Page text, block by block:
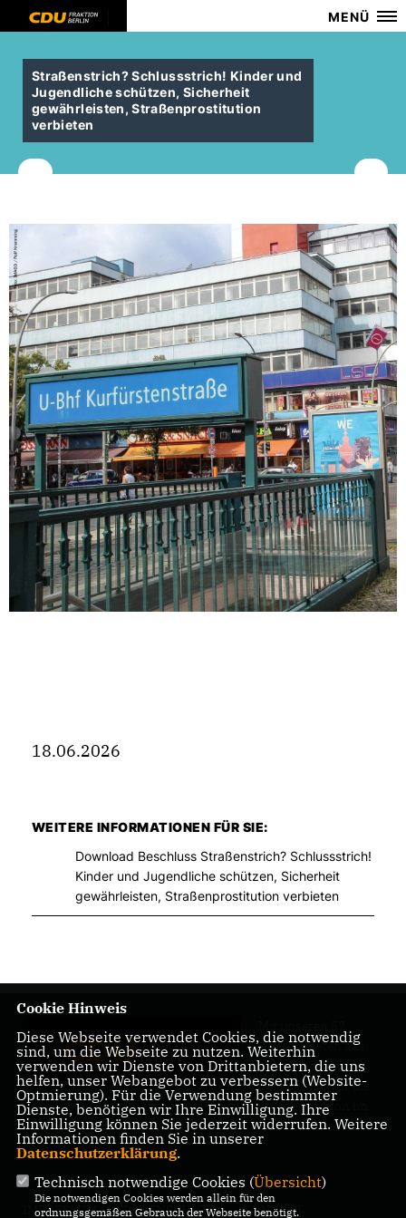
MENÜ
Straßenstrich? Schlussstrich! Kinder und
Jugendliche schützen, Sicherheit
gewährleisten, Straßenprostitution
verbieten
18.06.2026
WEITERE INFORMATIONEN FÜR SIE:
Download Beschluss Straßenstrich? Schlussstrich!
Kinder und Jugendliche schützen, Sicherheit
gewährleisten, Straßenprostitution verbieten
Abgeordneten aus
allen Bezirken
Berlins sind wir die
größte Fraktion im
Berliner Abgeordnetenhaus.
IMPRESSUM DATENSCHUTZ KONTAKT
Cookie Hinweis
Diese Webseite verwendet Cookies, die notwendig
sind, um die Webseite zu nutzen. Weiterhin
verwenden wir Dienste von Drittanbietern, die uns
helfen, unser Webangebot zu verbessern (Website-
Optmierung). Für die Verwendung bestimmter
Dienste, benötigen wir Ihre Einwilligung. Ihre
Einwilligung können Sie jederzeit widerrufen. Weitere
Informationen finden Sie in unserer
Datenschutzerklärung.
Technisch notwendige Cookies (Übersicht)
Die notwendigen Cookies werden allein für den
ordnungsgemäßen Gebrauch der Webseite benötigt.